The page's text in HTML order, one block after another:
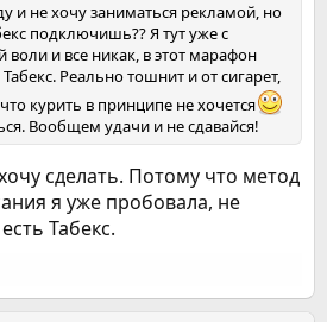
и не хочу заниматься рекламой, но
подключишь?? Я тут уже с
и все никак, в этот марафон
Реально тошнит и от сигарет,
курить в принципе не хочется
Вообщем удачи и не сдавайся!
сделать. Потому что метод
я уже пробовала, не
Табекс.